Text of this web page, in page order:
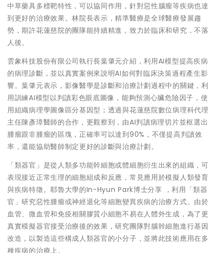
中草藥具多標靶特性，可以協同作用，針對惡性腦瘤等疾病也達
到更好的治療效果。林院長表示，精準醫療是全球醫療發展趨
勢，期許花蓮慈院的團隊能持續精進，致力於臨床和研究，不落
人後。
雲象科技股份有限公司執行長葉肇元介紹，利用AI模型提高疾病
的病理診斷，並以真實案例來說明AI如何對臨床決策過程產生影
響。葉肇元表示，影像醫學是診斷和治療計劃過程中的關鍵，利
用訓練AI模型以判讀彩色眼底圖像，能夠預測心臟危險因子，使
用組織病理學圖像區分基因型；透過與花蓮慈院數位病理科代理
主任陳彥璋醫師的合作，更觀察到，由AI判讀病理切片並框選出
腫瘤跟非腫瘤的區塊，正確率可以達到90%，不僅提高判讀效
率，還能協助醫師制定更好的診斷與治療計劃。
「類器官」是從人類多功能幹細胞或體細胞衍生出來的組織，可
表現接近正常生理的細胞組成和反應，常見應用於模擬人類發育
與疾病特徵。耶魯大學的In-Hyun Park博士分享 ，利用「類器
官」研究惡性腫瘤或神經退化等細胞變異疾病的治療方式。由於
血管、微血管和免疫相關膠質小細胞不易在人體外生成，為了更
真實模擬器官接受治療後的效果，研究團隊對腦幹細胞進行基因
改造，以製造這些構成人類器官的小分子，並將此技術應用在多
種疾病的治療上。